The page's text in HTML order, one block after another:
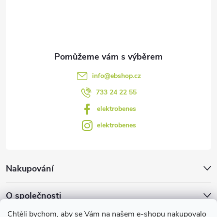
Chtěli bychom, aby se Vám na našem e-shopu nakupovalo
Nakupování
O společnosti
info@ebshop.cz
733 24 22 55
elektrobenes
elektrobenes